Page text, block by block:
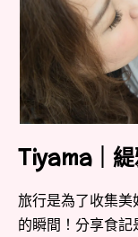
Tiyama｜
旅行是為了收集
的瞬間！分享食